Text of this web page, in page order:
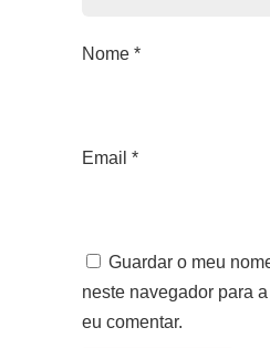
Nome *
Email *
Guardar o meu
neste navegador para
eu comentar.